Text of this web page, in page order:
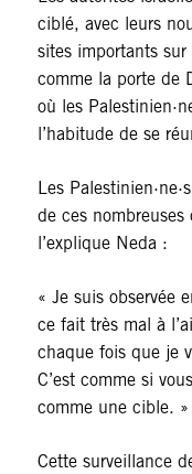
ciblé, avec leurs
sites importants
comme la porte de
où les
l’habitude de se
Les
de ces
l’explique Neda :
« Je suis observée
ce fait très mal à
chaque fois que je
C’est comme si
comme une cible. »
Cette surveillance